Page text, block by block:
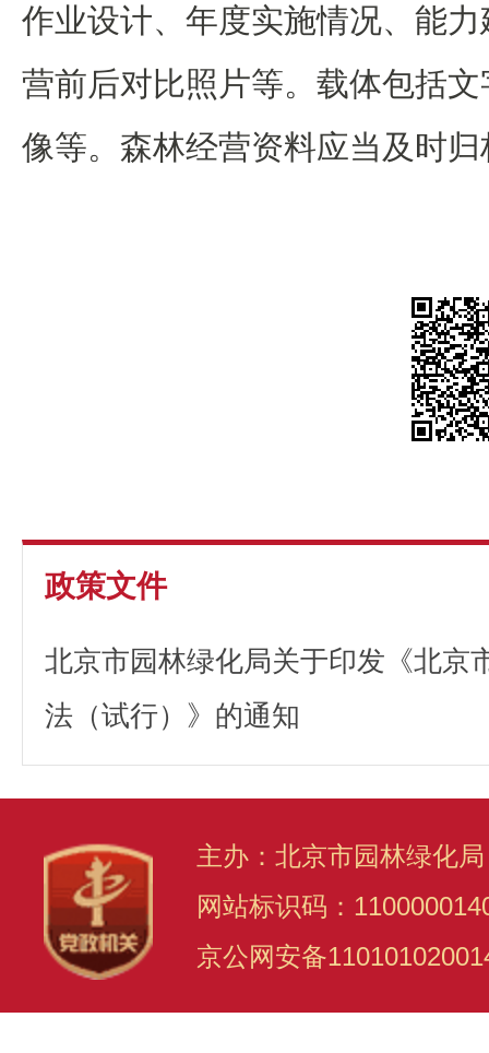
作业设计、年度实施情况、能
营前后对比照片等。载体包括
像等。森林经营资料应当及时归
政策文件
北京市园林绿化局关于印发《北京
法（试行）》的通知
主办：北京市园林绿化
网站标识码：
京公网安备